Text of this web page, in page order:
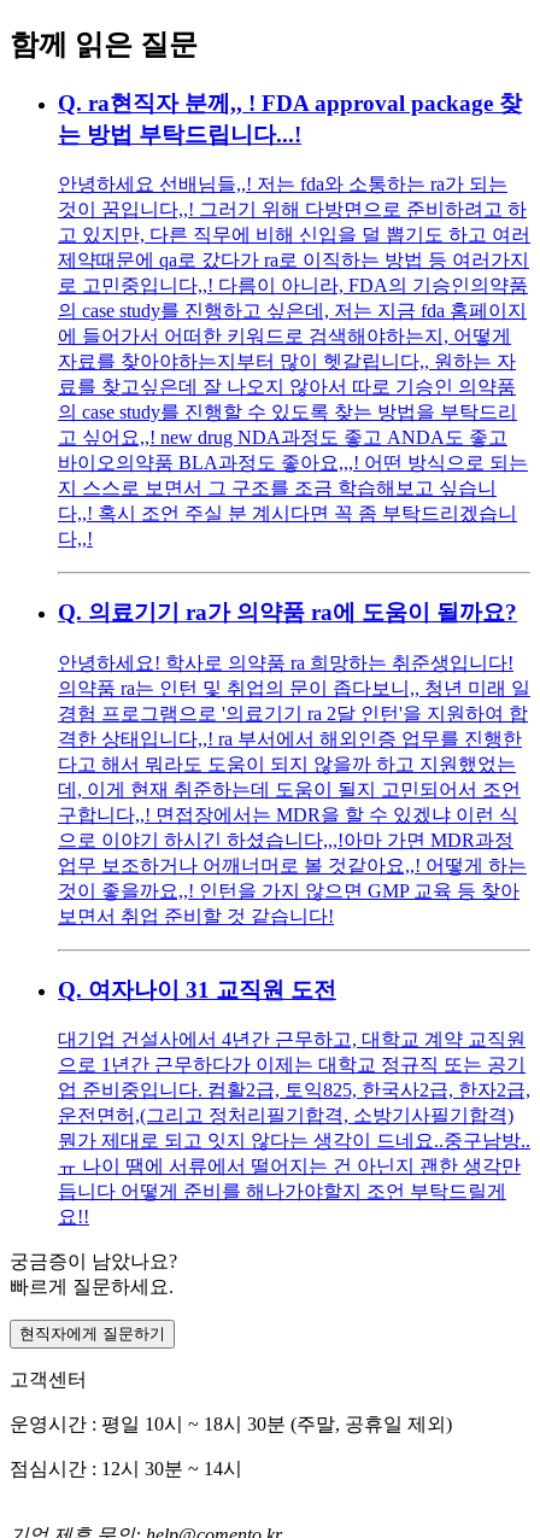
함께 읽은 질문
Q. ra현직자 분께,, ! FDA approval package 찾
는 방법 부탁드립니다...!
안녕하세요 선배님들,,! 저는 fda와 소통하는 ra가 되는
것이 꿈입니다,,! 그러기 위해 다방면으로 준비하려고 하
고 있지만, 다른 직무에 비해 신입을 덜 뽑기도 하고 여러
제약때문에 qa로 갔다가 ra로 이직하는 방법 등 여러가지
로 고민중입니다,,! 다름이 아니라, FDA의 기승인의약품
의 case study를 진행하고 싶은데, 저는 지금 fda 홈페이지
에 들어가서 어떠한 키워드로 검색해야하는지, 어떻게
자료를 찾아야하는지부터 많이 헷갈립니다,, 원하는 자
료를 찾고싶은데 잘 나오지 않아서 따로 기승인 의약품
의 case study를 진행할 수 있도록 찾는 방법을 부탁드리
고 싶어요,,! new drug NDA과정도 좋고 ANDA도 좋고
바이오의약품 BLA과정도 좋아요,,,! 어떤 방식으로 되는
지 스스로 보면서 그 구조를 조금 학습해보고 싶습니
다,,! 혹시 조언 주실 분 계시다면 꼭 좀 부탁드리겠습니
다,,!
Q. 의료기기 ra가 의약품 ra에 도움이 될까요?
안녕하세요! 학사로 의약품 ra 희망하는 취준생입니다!
의약품 ra는 인턴 및 취업의 문이 좁다보니,, 청년 미래 일
경험 프로그램으로 '의료기기 ra 2달 인턴'을 지원하여 합
격한 상태입니다,,! ra 부서에서 해외인증 업무를 진행한
다고 해서 뭐라도 도움이 되지 않을까 하고 지원했었는
데, 이게 현재 취준하는데 도움이 될지 고민되어서 조언
구합니다,,! 면접장에서는 MDR을 할 수 있겠냐 이런 식
으로 이야기 하시긴 하셨습니다,,,!아마 가면 MDR과정
업무 보조하거나 어깨너머로 볼 것같아요,,! 어떻게 하는
것이 좋을까요,,! 인턴을 가지 않으면 GMP 교육 등 찾아
보면서 취업 준비할 것 같습니다!
Q. 여자나이 31 교직원 도전
대기업 건설사에서 4년간 근무하고, 대학교 계약 교직원
으로 1년간 근무하다가 이제는 대학교 정규직 또는 공기
업 준비중입니다. 컴활2급, 토익825, 한국사2급, 한자2급,
운전면허,(그리고 정처리필기합격, 소방기사필기합격)
뭔가 제대로 되고 잇지 않다는 생각이 드네요..중구남방..
ㅠ 나이 땜에 서류에서 떨어지는 건 아닌지 괜한 생각만
듭니다 어떻게 준비를 해나가야할지 조언 부탁드릴게
요!!
궁금증이 남았나요?
빠르게 질문하세요.
현직자에게 질문하기
고객센터
운영시간 : 평일 10시 ~ 18시 30분 (주말, 공휴일 제외)
점심시간 : 12시 30분 ~ 14시